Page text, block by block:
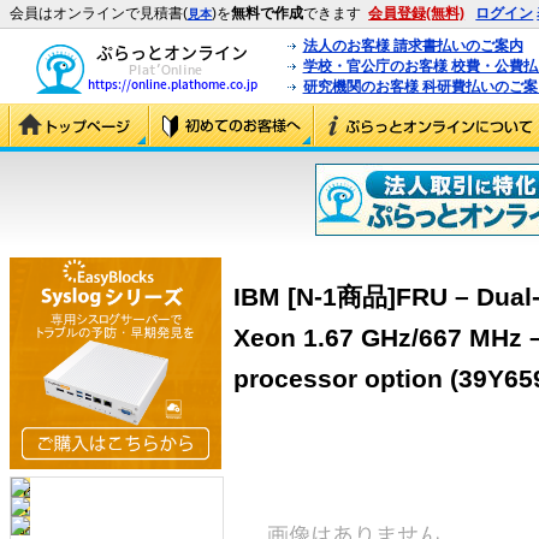
会員はオンラインで見積書(見本)を無料で作成できます 会員登録(無料) ログイン
法人のお客様 請求書払いのご案内
学校・官公庁のお客様 校費・公費
研究機関のお客様 科研費払いのご
IBM [N-1商品]FRU –
Xeon 1.67 GHz/667
processor option